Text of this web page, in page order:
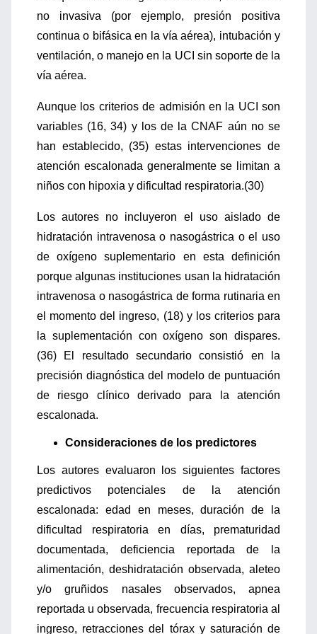
no invasiva (por ejemplo, presión positiva
continua o bifásica en la vía aérea), intubación y
ventilación, o manejo en la UCI sin soporte de la
vía aérea.
Aunque los criterios de admisión en la UCI son
variables (16, 34) y los de la CNAF aún no se
han establecido, (35) estas intervenciones de
atención escalonada generalmente se limitan a
niños con hipoxia y dificultad respiratoria.(30)
Los autores no incluyeron el uso aislado de
hidratación intravenosa o nasogástrica o el uso
de oxígeno suplementario en esta definición
porque algunas instituciones usan la hidratación
intravenosa o nasogástrica de forma rutinaria en
el momento del ingreso, (18) y los criterios para
la suplementación con oxígeno son dispares.
(36) El resultado secundario consistió en la
precisión diagnóstica del modelo de puntuación
de riesgo clínico derivado para la atención
escalonada.
Consideraciones de los predictores
Los autores evaluaron los siguientes factores
predictivos potenciales de la atención
escalonada: edad en meses, duración de la
dificultad respiratoria en días, prematuridad
documentada, deficiencia reportada de la
alimentación, deshidratación observada, aleteo
y/o gruñidos nasales observados, apnea
reportada u observada, frecuencia respiratoria al
ingreso, retracciones del tórax y saturación de